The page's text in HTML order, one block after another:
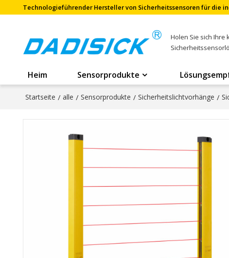
Technologieführender Hersteller von Sicherheitssensoren für die
Holen Sie sich
Heim Sensorprodukte
Startseite / alle / Sensorprodukte / Sicherheitslichtvorhänge /